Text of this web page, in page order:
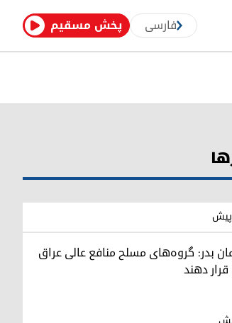
پخش مسقیم فارسی
بدر: گروه‌های مسلح منافع عالی عراق
دهند